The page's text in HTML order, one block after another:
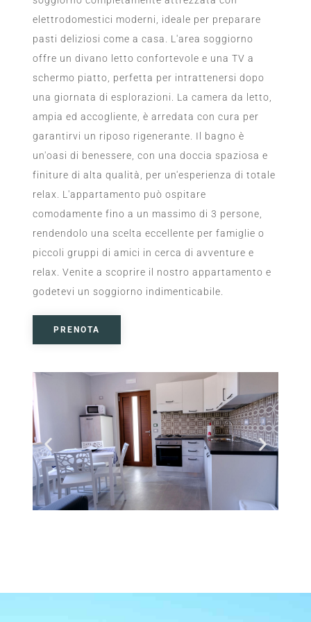
elettrodomestici moderni, ideale per preparare
pasti deliziosi come a casa. L'area soggiorno
offre un divano letto confortevole e una TV a
schermo piatto, perfetta per intrattenersi dopo
una giornata di esplorazioni. La camera da letto,
ampia ed accogliente, è arredata con cura per
garantirvi un riposo rigenerante. Il bagno è
un'oasi di benessere, con una doccia spaziosa e
finiture di alta qualità, per un'esperienza di totale
relax. L'appartamento può ospitare
comodamente fino a un massimo di 3 persone,
rendendolo una scelta eccellente per famiglie o
piccoli gruppi di amici in cerca di avventure e
relax. Venite a scoprire il nostro appartamento e
godetevi un soggiorno indimenticabile.
PRENOTA